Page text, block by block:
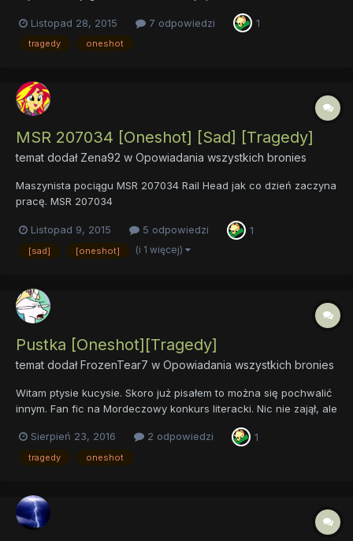
wydarzeniami. I.F Baltimare
Listopad 28, 2015 7 odpowiedzi 1
tragedy oneshot
MSR 207034 [Oneshot] [Sad] [Tragedy]
temat dodał Zena92 w Opowiadania wszystkich bronies
Maszynista pociągu MSR 207034 Rail Head jak co dzień zaczyna
pracę. MSR 207034
Listopad 9, 2015 5 odpowiedzi 1
[sad] [oneshot] (i 1 więcej)
Pustka [Oneshot][Tragedy]
temat dodałFrozenTear7 w Opowiadania wszystkich bronies
Witam ptysie kucysie. Skoro już pisałem to można się pochwalić
innym. Fan fic na Mordeczowy konkurs literacki. Nic nie zajął, ale
upadając na sam dół. Z pustki psychicznej w pustkę fizyczną.
Cierpiąc w samotności, na...
Sierpień 23, 2016 2 odpowiedzi 1
tragedy oneshot